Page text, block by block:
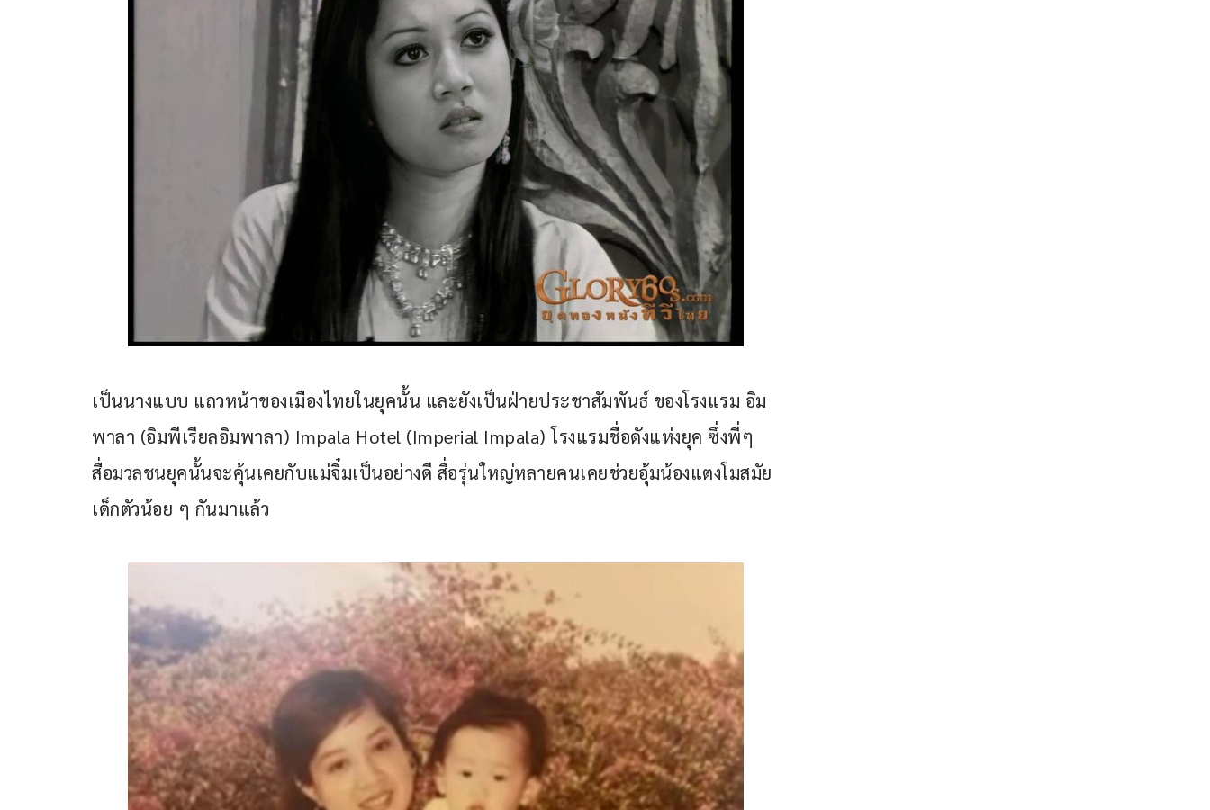
เป็นนางแบบ แถวหน้าของเมืองไทยในยุคนั้น และยังเป็นฝ่ายประชาสัมพันธ์ ของโรงแรม อิม
พาลา (อิมพีเรียลอิมพาลา) Impala Hotel (Imperial Impala) โรงแรมชื่อดังแห่งยุค ซึ่งพี่ๆ
สื่อมวลชนยุคนั้นจะคุ้นเคยกับแม่จิ๋มเป็นอย่างดี สื่อรุ่นใหญ่หลายคนเคยช่วยอุ้มน้องแตงโมสมัย
เด็กตัวน้อย ๆ กันมาแล้ว